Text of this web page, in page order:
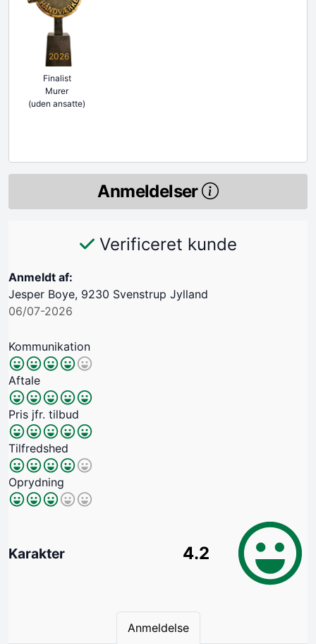
2026
Finalist
Murer
(uden ansatte)
Anmeldelser
Verificeret kunde
Anmeldt af:
Jesper Boye, 9230 Svenstrup Jylland
06/07-2026
Kommunikation
Aftale
Pris jfr. tilbud
Tilfredshed
Oprydning
Karakter 4.2
Anmeldelse